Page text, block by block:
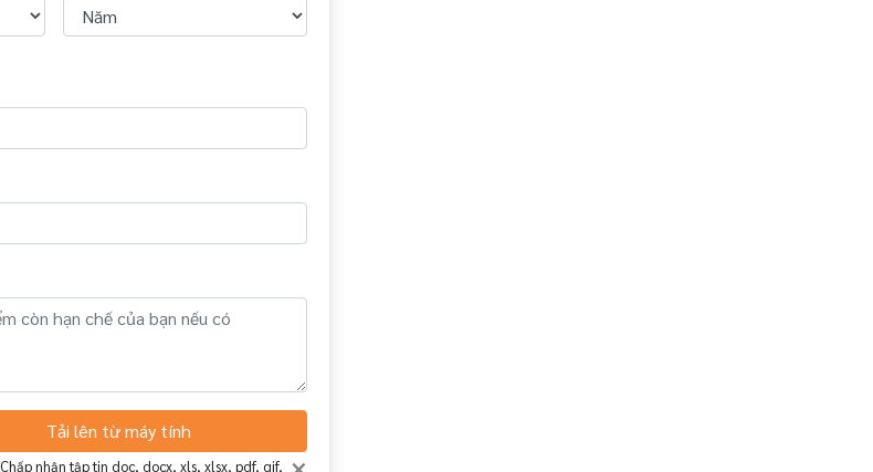
Tải lên từ máy tính
Chấp nhận tập tin doc, docx, xls, xlsx, pdf, gif,